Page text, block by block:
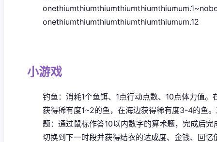
onethiumthiumthiumthiumthiumthiumum.12
小游戏
钓鱼：消耗1个鱼饵、1点行动点数、10点体力值。
获得稀有度1~2的鱼，在海边获得稀有度3-4的鱼。
题：通过鼠标作答10以内数字的算术题，完成后完
切换到下一时段并获得结衣的达成度、金钱、回忆